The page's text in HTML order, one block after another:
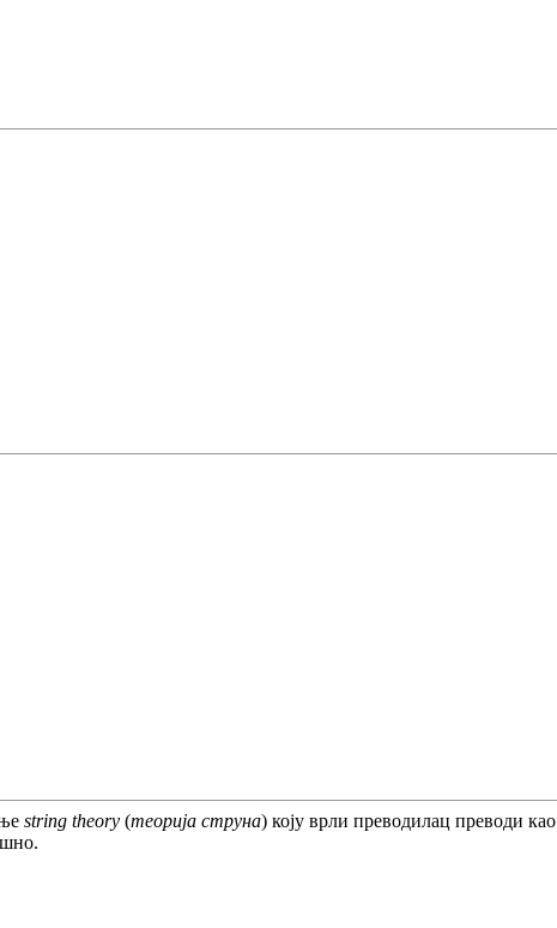
string theory (теорија струна) коју врли преводилац преводи као